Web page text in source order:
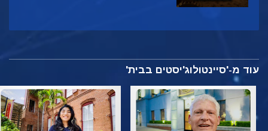
עוד מ-'סיינטולוג'יסטים בבית'